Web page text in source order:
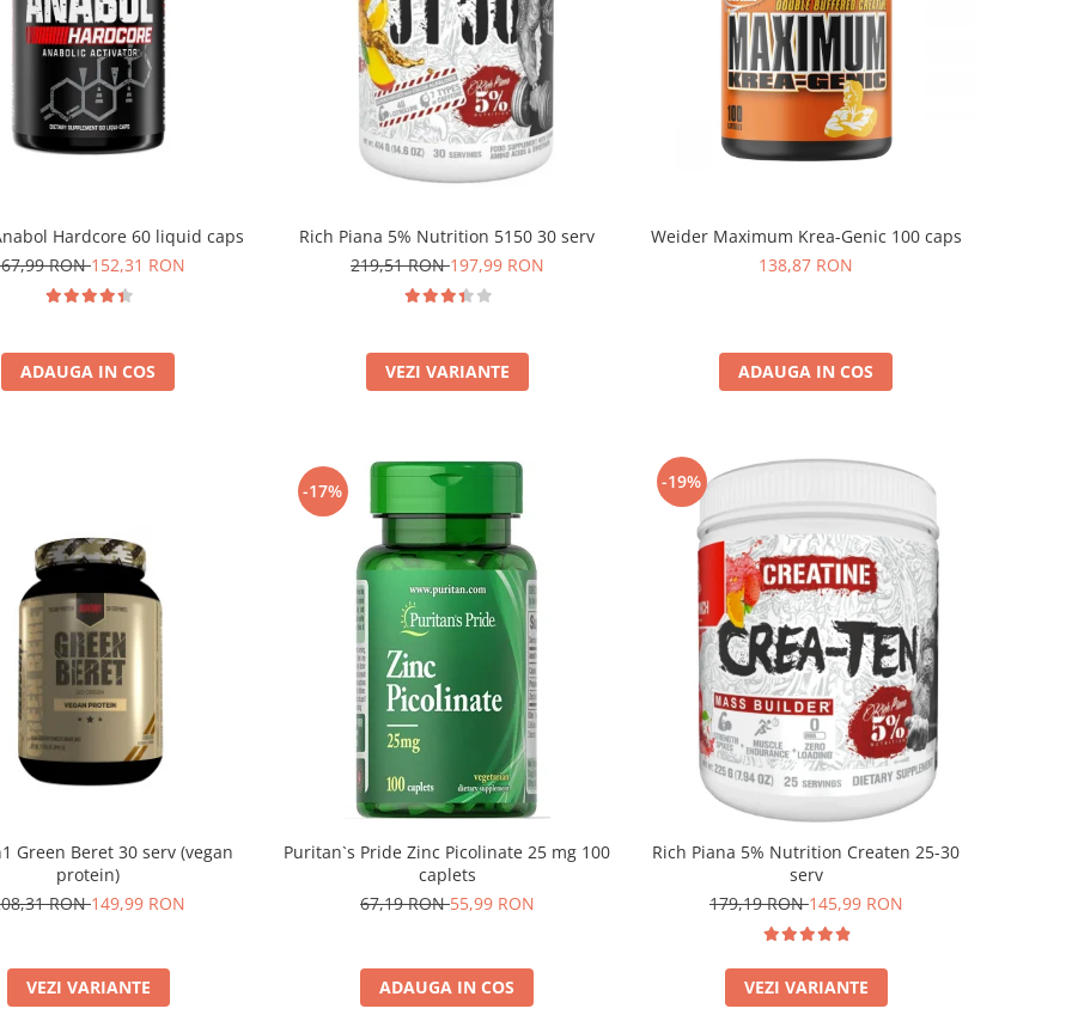
Hardcore 60 liquid caps
RON152,31 RON
ADAUGA IN COS
Rich Piana 5% Nutrition 5150 30 serv
219,51 RON197,99 RON
VEZI VARIANTE
Weider Maximum Krea-Genic 100 caps
138,87 RON
ADAUGA IN COS
Green Beret 30 serv (vegan
protein)
RON149,99 RON
VEZI VARIANTE
-17%
Puritan`s Pride Zinc Picolinate 25 mg 100
caplets
67,19 RON55,99 RON
ADAUGA IN COS
-19%
Rich Piana 5% Nutrition Createn 25-30
serv
179,19 RON145,99 RON
VEZI VARIANTE